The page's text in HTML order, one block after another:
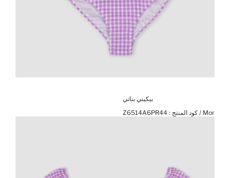
بيكيني بناتي
Mor / كود المنتج :
Z6514A6PR44